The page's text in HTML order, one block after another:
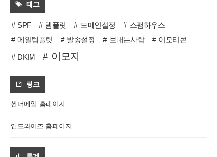
태그
SPF 템플릿 도메인설정
스팸하우스
메일템플릿
발송설정 보내는사람 이모티콘
DKIM 이모지
링크
썬더메일 홈페이지
앤드와이즈 홈페이지